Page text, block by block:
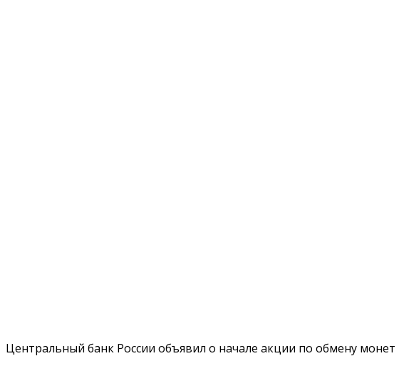
Центральный банк России объявил о начале акции по обмену монет